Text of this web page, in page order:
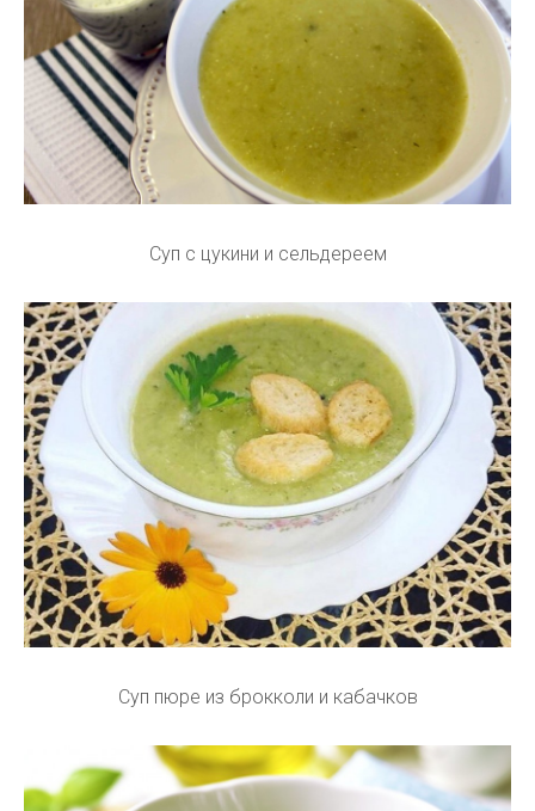
Суп с цукини и сельдереем
Суп пюре из брокколи и кабачков